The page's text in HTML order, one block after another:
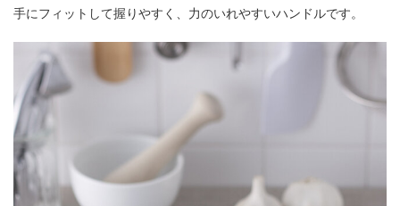
手にフィットして握りやすく、力のいれやすいハンドルです。